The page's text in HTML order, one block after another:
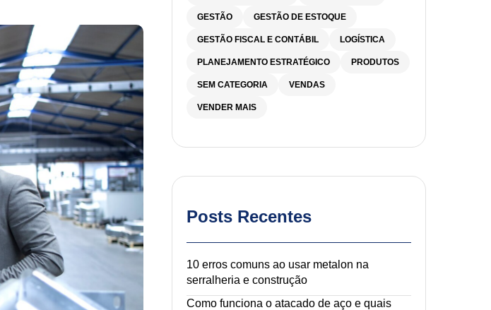
GESTÃO GESTÃO DE ESTOQUE
GESTÃO FISCAL E CONTÁBIL LOGÍSTICA
PLANEJAMENTO ESTRATÉGICO PRODUTOS
SEM CATEGORIA VENDAS
VENDER MAIS
Posts Recentes
10 erros comuns ao usar metalon na
serralheria e construção
Como funciona o atacado de aço e quais